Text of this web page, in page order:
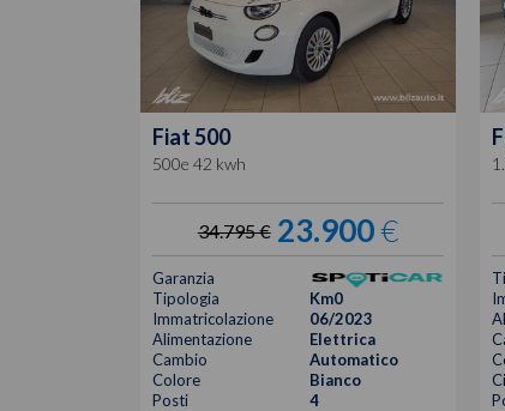
Fiat500
500e 42 kwh
34.795 € 23.900€
Garanzia
Tipologia
Km0
Immatricolazione
06/2023
Alimentazione
Elettrica
Cambio
Automatico
Colore
Bianco
Posti
4